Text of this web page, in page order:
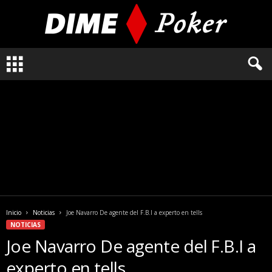
q
t
Inicio Noticias
Joe Navarro De agente del F.B.I a experto en tells
NOTICIAS
Joe Navarro De agente del F.B.I a